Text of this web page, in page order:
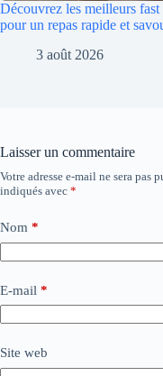
Découvrez les meilleurs
pour un repas rapide et
3 août 2026
Laisser un commentaire
Votre adresse e-mail ne sera pas
indiqués avec *
Nom *
E-mail *
Site web